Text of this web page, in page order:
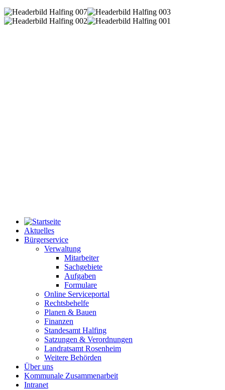
Aktuelles
Bürgerservice
Verwaltung
Mitarbeiter
Sachgebiete
Aufgaben
Formulare
Online Serviceportal
Rechtsbehelfe
Planen & Bauen
Finanzen
Standesamt Halfing
Satzungen & Verordnungen
Landratsamt Rosenheim
Weitere Behörden
Über uns
Kommunale Zusammenarbeit
Intranet